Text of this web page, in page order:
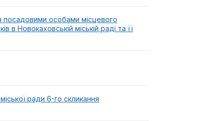
посадовими особами місцевого
в Новокаховській міській раді та її
ради 6-го скликання